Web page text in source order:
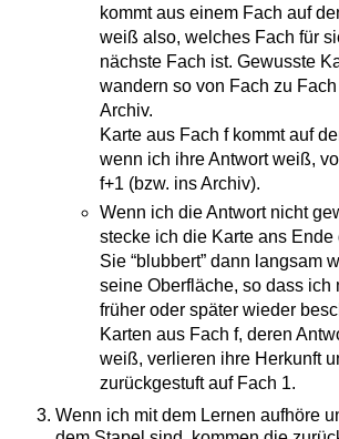
kommt aus einem Fach auf
weiß also, welches Fach für
nächste Fach ist. Gewusste
wandern so von Fach zu
Archiv.
Karte aus Fach f kommt auf
wenn ich ihre Antwort weiß,
f+1 (bzw. ins Archiv).
Wenn ich die Antwort nicht
stecke ich die Karte ans Ende
Sie “blubbert” dann langsam
seine Oberfläche, so dass ich
früher oder später wieder
Karten aus Fach f, deren
weiß, verlieren ihre Herkunft
zurückgestuft auf Fach 1.
Wenn ich mit dem Lernen aufhöre